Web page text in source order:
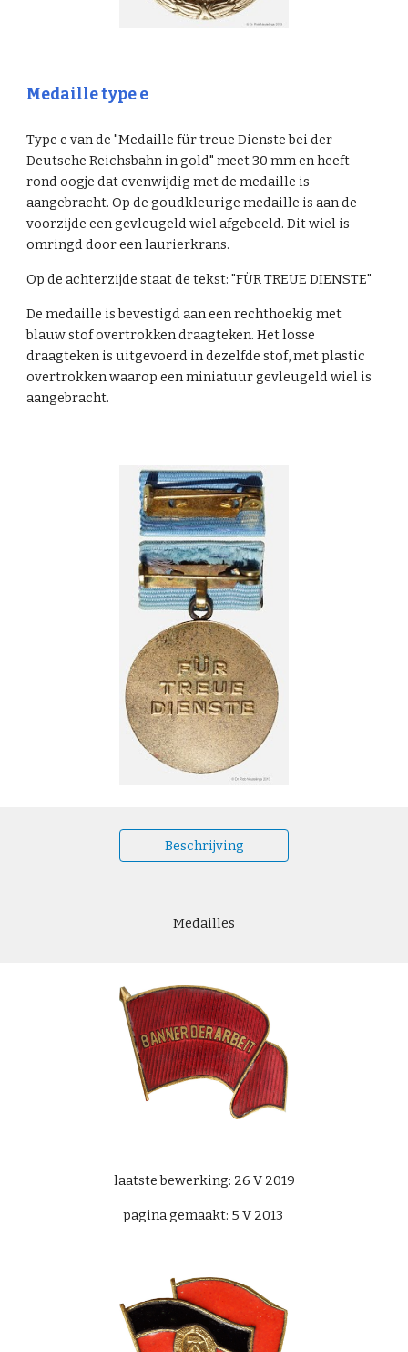
Medaille type e
Type e van de "Medaille für treue Dienste bei der
Deutsche Reichsbahn in gold" meet 30 mm en heeft
rond oogje dat evenwijdig met de medaille is
aangebracht. Op de goudkleurige medaille is aan de
voorzijde een gevleugeld wiel afgebeeld. Dit wiel is
omringd door een laurierkrans.
Op de achterzijde staat de tekst: "FÜR TREUE DIENSTE"
De medaille is bevestigd aan een rechthoekig met
blauw stof overtrokken draagteken. Het losse
draagteken is uitgevoerd in dezelfde stof, met plastic
overtrokken waarop een miniatuur gevleugeld wiel is
aangebracht.
Beschrijving
Medailles
laatste bewerking: 26 V 2019
pagina gemaakt: 5 V 2013